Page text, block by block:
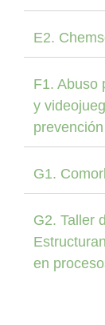
E2.
F1. Abuso
y
prevención
G1.
G2. Taller
en